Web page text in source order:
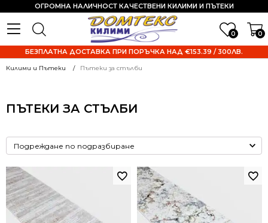
0 0
ОГРОМНА НАЛИЧНОСТ КАЧЕСТВЕНИ КИЛИМИ И ПЪТЕКИ
БЕЗПЛАТНА ДОСТАВКА ПРИ ПОРЪЧКА НАД €153.39 / 300ЛВ.
Килими и Пътеки Пътеки за стълби
ПЪТЕКИ ЗА СТЪЛБИ